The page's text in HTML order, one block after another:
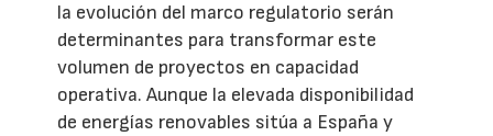
la evolución del marco regulatorio serán
determinantes para transformar este
volumen de proyectos en capacidad
operativa. Aunque la elevada disponibilidad
de energías renovables sitúa a España y